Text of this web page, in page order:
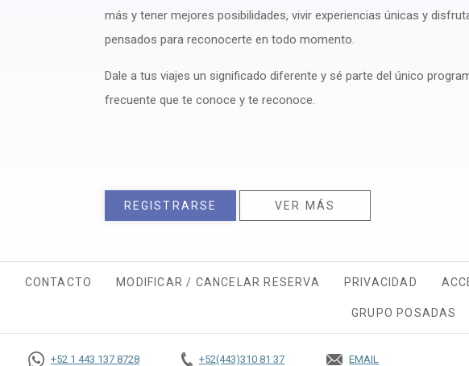
más y tener mejores posibilidades, vivir experiencias únicas y
pensados para reconocerte en todo momento.
Dale a tus viajes un significado diferente y sé parte del único
frecuente que te conoce y te reconoce.
REGISTRARSE VER MÁS
CONTACTO MODIFICAR / CANCELAR RESERVA PRIVACIDAD OPENS
GRUPO POSADAS
+52 1 443 137 8728 +52(443)310 81 37 EMAIL